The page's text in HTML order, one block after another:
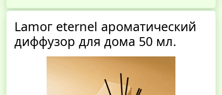
Lamoг eternel ароматический
диффузор для дома 50 мл.